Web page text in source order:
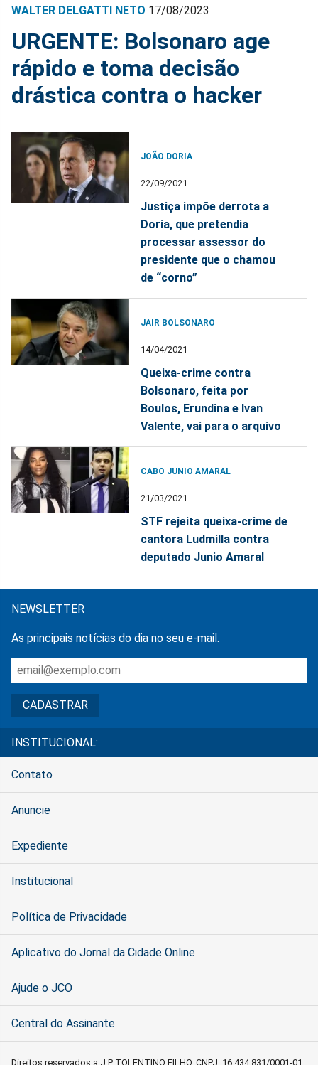
WALTER DELGATTI NETO 17/08/2023
URGENTE: Bolsonaro age
rápido e toma decisão
drástica contra o hacker
JOÃO DORIA
22/09/2021
Justiça impõe derrota a
Doria, que pretendia
processar assessor do
presidente que o chamou
de “corno”
JAIR BOLSONARO
14/04/2021
Queixa-crime contra
Bolsonaro, feita por
Boulos, Erundina e Ivan
Valente, vai para o arquivo
CABO JUNIO AMARAL
21/03/2021
STF rejeita queixa-crime de
cantora Ludmilla contra
deputado Junio Amaral
NEWSLETTER
As principais notícias do dia no seu e-mail.
INSTITUCIONAL:
Contato
Anuncie
Expediente
Institucional
Política de Privacidade
Aplicativo do Jornal da Cidade Online
Ajude o JCO
Central do Assinante
Direitos reservados a J P TOLENTINO FILHO, CNPJ: 16.434.831/0001-01